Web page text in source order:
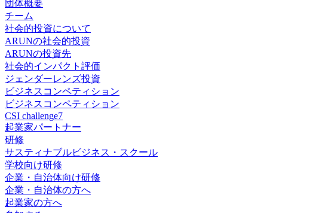
団体概要
チーム
社会的投資について
ARUNの社会的投資
ARUNの投資先
社会的インパクト評価
ジェンダーレンズ投資
ビジネスコンペティション
ビジネスコンペティション
CSI challenge7
起業家パートナー
研修
サスティナブルビジネス・スクール
学校向け研修
企業・自治体向け研修
企業・自治体の方へ
起業家の方へ